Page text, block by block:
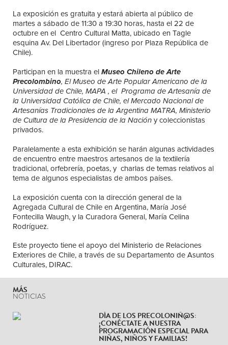
La exposición es gratuita y estará abierta al público de
martes a sábado de 11:30 a 19:30 horas, hasta el 22 de
octubre en el Centro Cultural Matta, ubicado en Tagle
esquina Av. Del Libertador (ingreso por Plaza República de
Chile).
Participan en la muestra el Museo Chileno de Arte
Precolombino, El Museo de Arte Popular Americano de la
Universidad de Chile, MAPA , el Programa de Artesanía de
la Universidad Católica de Chile, el Mercado Nacional de
Artesanías Tradicionales de la Argentina MATRA, Ministerio
de Cultura de la Presidencia de la Nación y coleccionistas
privados.
Paralelamente a esta exhibición se harán algunas actividades
de encuentro entre maestros artesanos de la textilería
tradicional, orfebrería, poetas, y charlas de temas relativos al
tema de algunos especialistas de ambos países.
La exposición cuenta con la dirección general de la
Agregada Cultural de Chile en Argentina, María José
Fontecilla Waugh, y la Curadora General, María Celina
Rodríguez.
Este proyecto tiene el apoyo del Ministerio de Relaciones
Exteriores de Chile, a través de su Departamento de Asuntos
Culturales, DIRAC.
MÁS
NOTICIAS
DÍA DE LOS PRECOLONIÑ@S:
¡CONÉCTATE A NUESTRA
PROGRAMACIÓN ESPECIAL PARA
NIÑAS, NIÑOS Y FAMILIAS!